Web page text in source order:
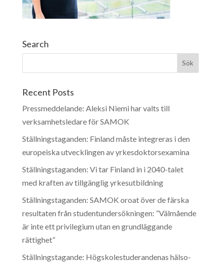
Search
Recent Posts
Pressmeddelande: Aleksi Niemi har valts till
verksamhetsledare för SAMOK
Ställningstaganden: Finland måste integreras i den
europeiska utvecklingen av yrkesdoktorsexamina
Ställningstaganden: Vi tar Finland in i 2040-talet
med kraften av tillgänglig yrkesutbildning
Ställningstaganden: SAMOK oroat över de färska
resultaten från studentundersökningen: ”Välmående
är inte ett privilegium utan en grundläggande
rättighet”
Ställningstagande: Högskolestuderandenas hälso-